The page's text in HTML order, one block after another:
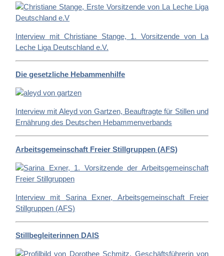
Interview mit Christiane Stange, 1. Vorsitzende von La
Leche Liga Deutschland e.V.
Die gesetzliche Hebammenhilfe
Interview mit Aleyd von Gartzen, Beauftragte für Stillen und
Ernährung des Deutschen Hebammenverbands
Arbeitsgemeinschaft Freier Stillgruppen (AFS)
Interview mit Sarina Exner, Arbeitsgemeinschaft Freier
Stillgruppen (AFS)
Stillbegleiterinnen DAIS